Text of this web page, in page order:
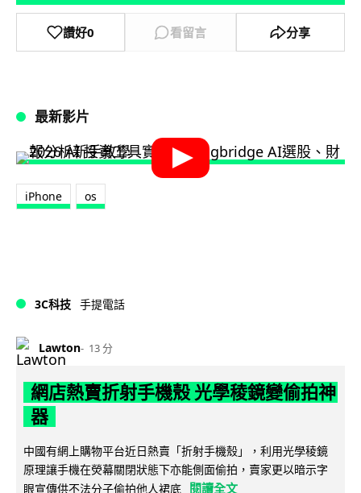
讚好0 看留言 分享
最新影片
iPhone os
3C科技 手提電話
Lawton 13 分
網店熱賣折射手機殼 光學稜鏡變偷拍神
器
中國有網上購物平台近日熱賣「折射手機殼」，利用光學稜鏡
原理讓手機在熒幕關閉狀態下亦能側面偷拍，賣家更以暗示字
眼宣傳供不法分子偷拍他人裙底 閱讀全文